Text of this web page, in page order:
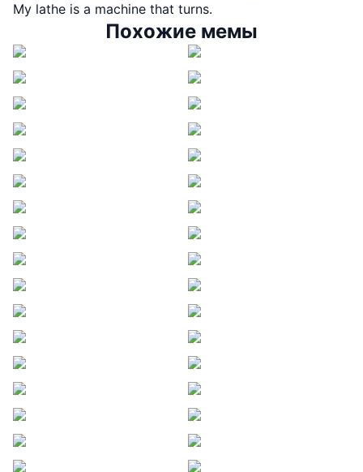
My lathe is a machine that turns.
Похожие мемы